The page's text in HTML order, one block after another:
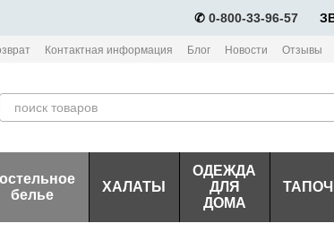
✆ 0-800-33-96-57
Контактная информация Блог Новости
Отзывы
приложения Edem-Textile
белье
ХАЛАТЫ
ОДЕЖДА
ДЛЯ
ДОМА